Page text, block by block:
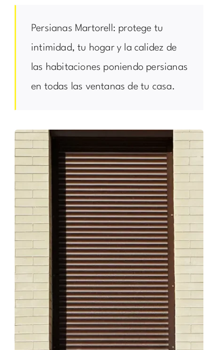
Persianas Martorell: protege tu
intimidad, tu hogar y la calidez de
las habitaciones poniendo persianas
en todas las ventanas de tu casa.